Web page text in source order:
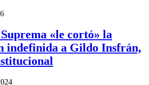
«le cortó» la
indefinida a Gildo Insfrán,